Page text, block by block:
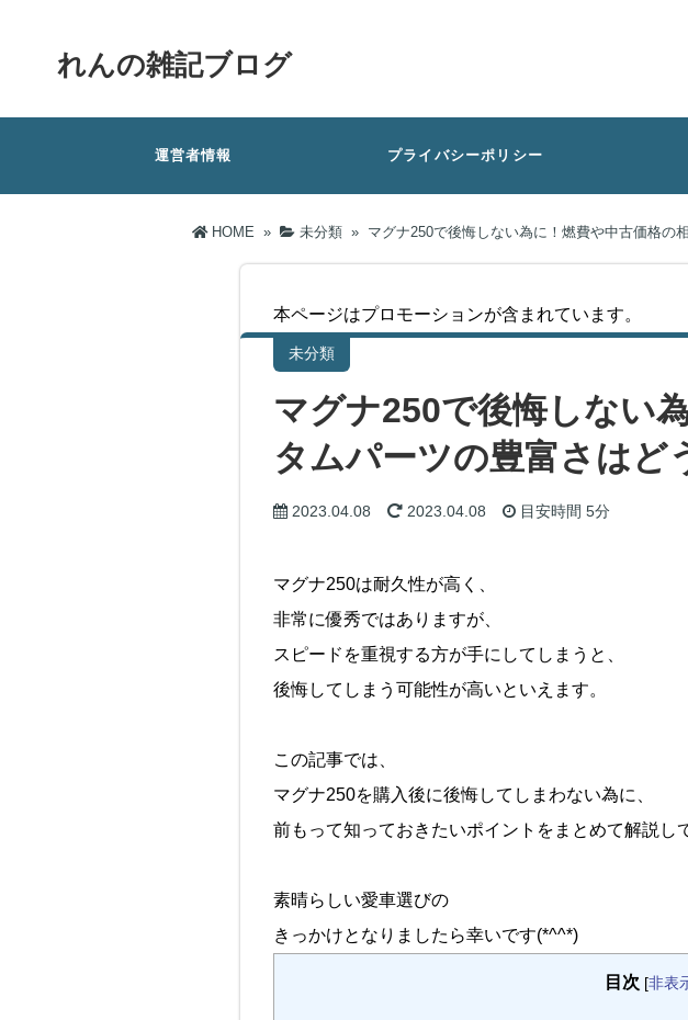
れんの雑記ブログ
運営者情報 プライバシーポリシー
HOME » 未分類 » マグナ250で後悔しない為に！燃費や中古価格の
本ページはプロモーションが含まれています。
未分類
マグナ250で後悔しない
タムパーツの豊富さはど
2023.04.08 2023.04.08 目安時間 5分
マグナ250は耐久性が高く、
非常に優秀ではありますが、
スピードを重視する方が手にしてしまうと、
後悔してしまう可能性が高いといえます。
この記事では、
マグナ250を購入後に後悔してしまわない為に、
前もって知っておきたいポイントをまとめて解説し
素晴らしい愛車選びの
きっかけとなりましたら幸いです(*^^*)
目次 [非表